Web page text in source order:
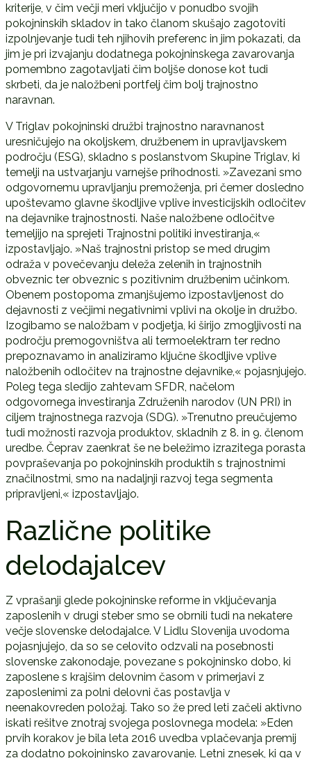
kriterije, v čim večji meri vključijo v ponudbo svojih
pokojninskih skladov in tako članom skušajo zagotoviti
izpolnjevanje tudi teh njihovih preferenc in jim pokazati, da
jim je pri izvajanju dodatnega pokojninskega zavarovanja
pomembno zagotavljati čim boljše donose kot tudi
skrbeti, da je naložbeni portfelj čim bolj trajnostno
naravnan.
V Triglav pokojninski družbi trajnostno naravnanost
uresničujejo na okoljskem, družbenem in upravljavskem
področju (ESG), skladno s poslanstvom Skupine Triglav, ki
temelji na ustvarjanju varnejše prihodnosti. »Zavezani smo
odgovornemu upravljanju premoženja, pri čemer dosledno
upoštevamo glavne škodljive vplive investicijskih odločitev
na dejavnike trajnostnosti. Naše naložbene odločitve
temeljijo na sprejeti Trajnostni politiki investiranja,«
izpostavljajo. »Naš trajnostni pristop se med drugim
odraža v povečevanju deleža zelenih in trajnostnih
obveznic ter obveznic s pozitivnim družbenim učinkom.
Obenem postopoma zmanjšujemo izpostavljenost do
dejavnosti z večjimi negativnimi vplivi na okolje in družbo.
Izogibamo se naložbam v podjetja, ki širijo zmogljivosti na
področju premogovništva ali termoelektrarn ter redno
prepoznavamo in analiziramo ključne škodljive vplive
naložbenih odločitev na trajnostne dejavnike,« pojasnjujejo.
Poleg tega sledijo zahtevam SFDR, načelom
odgovornega investiranja Združenih narodov (UN PRI) in
ciljem trajnostnega razvoja (SDG). »Trenutno preučujemo
tudi možnosti razvoja produktov, skladnih z 8. in 9. členom
uredbe. Čeprav zaenkrat še ne beležimo izrazitega porasta
povpraševanja po pokojninskih produktih s trajnostnimi
značilnostmi, smo na nadaljnji razvoj tega segmenta
pripravljeni,« izpostavljajo.
Različne politike
delodajalcev
Z vprašanji glede pokojninske reforme in vključevanja
zaposlenih v drugi steber smo se obrnili tudi na nekatere
večje slovenske delodajalce. V Lidlu Slovenija uvodoma
pojasnjujejo, da so se celovito odzvali na posebnosti
slovenske zakonodaje, povezane s pokojninsko dobo, ki
zaposlene s krajšim delovnim časom v primerjavi z
zaposlenimi za polni delovni čas postavlja v
neenakovreden položaj. Tako so že pred leti začeli aktivno
iskati rešitve znotraj svojega poslovnega modela: »Eden
prvih korakov je bila leta 2016 uvedba vplačevanja premij
za dodatno pokojninsko zavarovanje. Letni znesek, ki ga v